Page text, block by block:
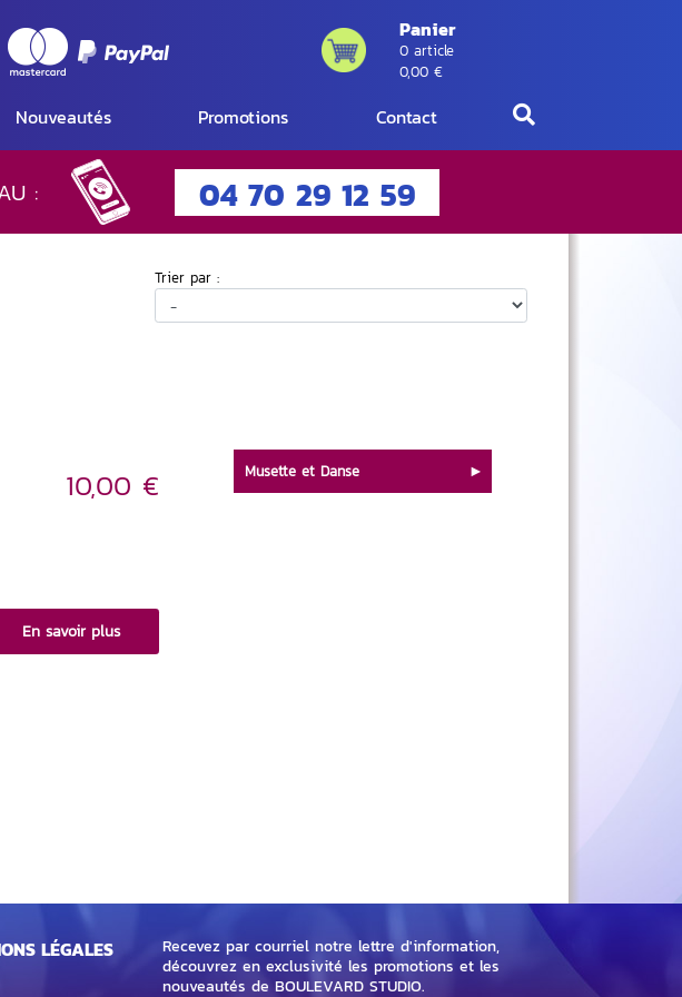
Panier
0 article
0,00 €
Nouveautés Promotions Contact
:
04 70 29 12 59
Trier par :
10,00 €
En savoir plus
Musette et Danse
LÉGALES
Recevez par courriel notre lettre d'information,
découvrez en exclusivité les promotions et les
nouveautés de BOULEVARD STUDIO.